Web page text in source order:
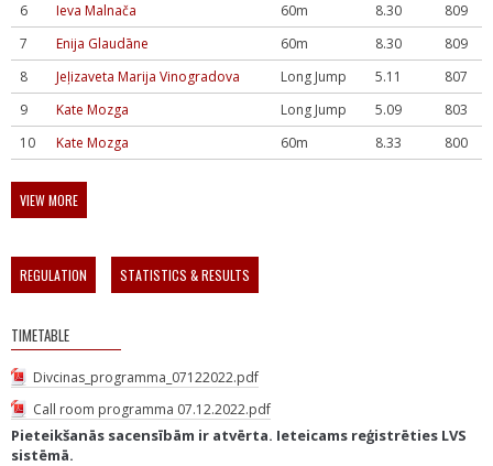
6
Ieva Malnača 60m 8.30
809
7
Enija Glaudāne 60m 8.30
809
8
Jeļizaveta Marija Vinogradova Long Jump 5.11
807
9
Kate Mozga Long Jump 5.09
803
10
Kate Mozga 60m 8.33 800
VIEW MORE
REGULATION STATISTICS & RESULTS
TIMETABLE
Divcinas_programma_07122022.pdf
Call room programma 07.12.2022.pdf
Pieteikšanās sacensībām ir atvērta. Ieteicams reģistrēties LVS
sistēmā.